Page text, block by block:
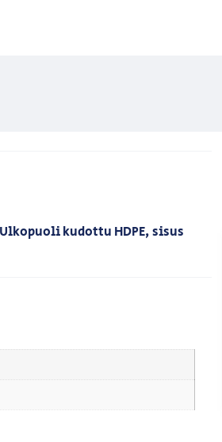
kudottu HDPE, sisus